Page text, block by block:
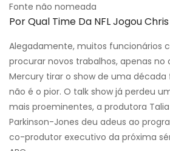
Fonte não nomeada
Por Qual Time Da NFL Jogou
Alegadamente, muitos funcionários
procurar novos trabalhos, apenas no
Mercury tirar o show de uma década
não é o pior. O talk show já perdeu
mais proeminentes, a produtora
Parkinson-Jones deu adeus ao
co-produtor executivo da próxima